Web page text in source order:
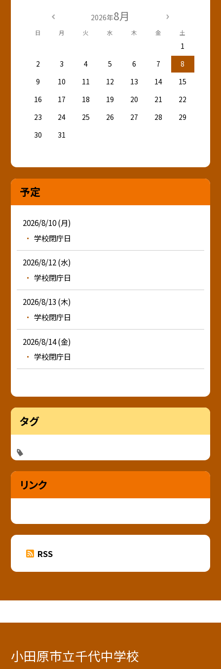
2026年8月
日 月 火 水 木 金 土
1
2
3 4 5 6 7
8
9
10 11 12 13 14
15
16
17 18 19 20 21
22
23
24 25 26 27 28
29
30
31
予定
2026/8/10 (月)
学校閉庁日
2026/8/12 (水)
学校閉庁日
2026/8/13 (木)
学校閉庁日
2026/8/14 (金)
学校閉庁日
タグ
リンク
RSS
小田原市立千代中学校